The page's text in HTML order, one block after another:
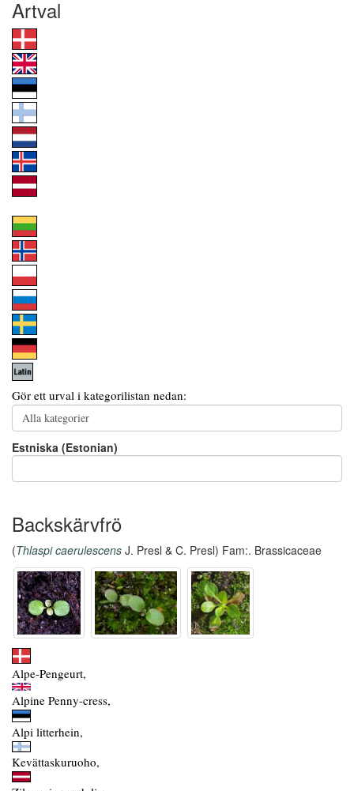
Artval
Gör ett urval i kategorilistan nedan:
Estniska (Estonian)
Backskärvfrö
(Thlaspi caerulescens J. Presl & C. Presl) Fam:. Brassicaceae
Alpe-Pengeurt,
Alpine Penny-cress,
Alpi litterhein,
Kevättaskuruoho,